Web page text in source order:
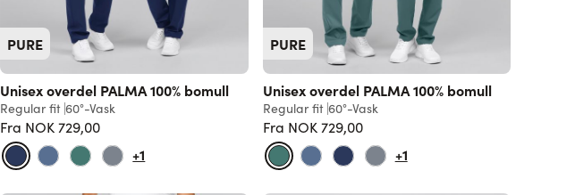
PURE
Unisex overdel PALMA 100% bomull
Regular fit 60°-Vask
Fra NOK 729,00Vanlig pris
+1
PURE
Unisex overdel PALMA 100% bomull
Regular fit 60°-Vask
Fra NOK 729,00Vanlig pris
+1